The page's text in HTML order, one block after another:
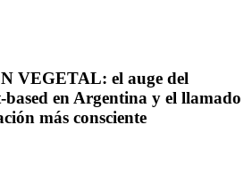
VEGETAL: el auge del
en Argentina y el llamado
más consciente